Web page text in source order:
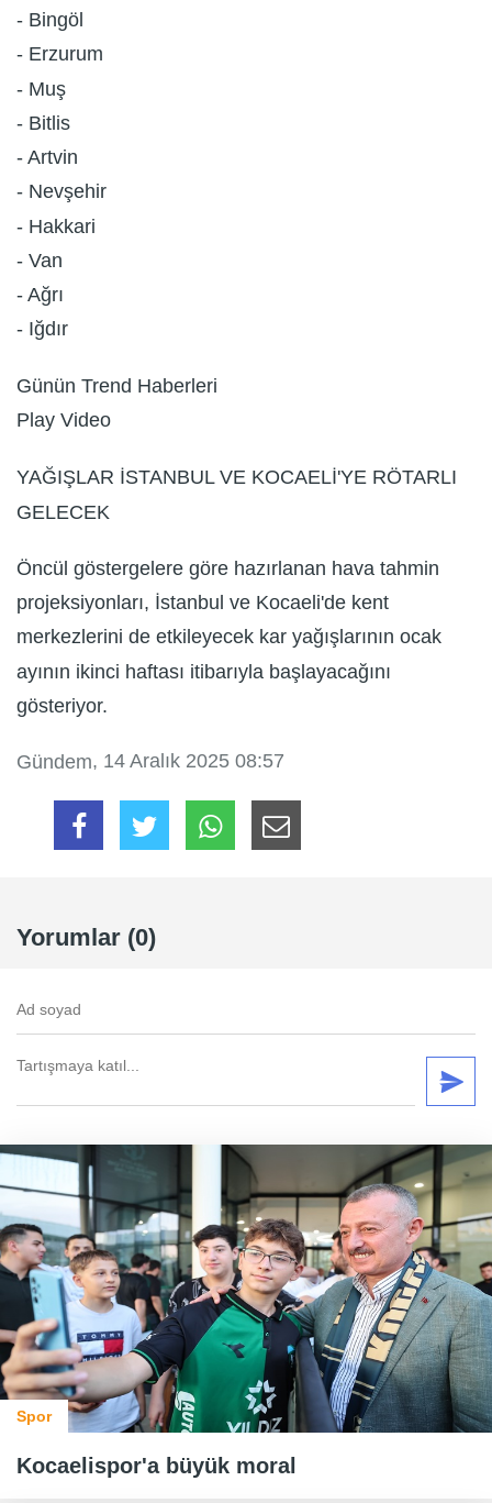
- Bingöl
- Erzurum
- Muş
- Bitlis
- Artvin
- Nevşehir
- Hakkari
- Van
- Ağrı
- Iğdır
Günün Trend Haberleri
Play Video
YAĞIŞLAR İSTANBUL VE KOCAELİ'YE RÖTARLI
GELECEK
Öncül göstergelere göre hazırlanan hava tahmin
projeksiyonları, İstanbul ve Kocaeli'de kent
merkezlerini de etkileyecek kar yağışlarının ocak
ayının ikinci haftası itibarıyla başlayacağını
gösteriyor.
Gündem, 14 Aralık 2025 08:57
Yorumlar (0)
Spor
Kocaelispor'a büyük moral